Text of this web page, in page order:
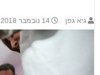
גיא גפן 14 נובמבר 2018 19:14